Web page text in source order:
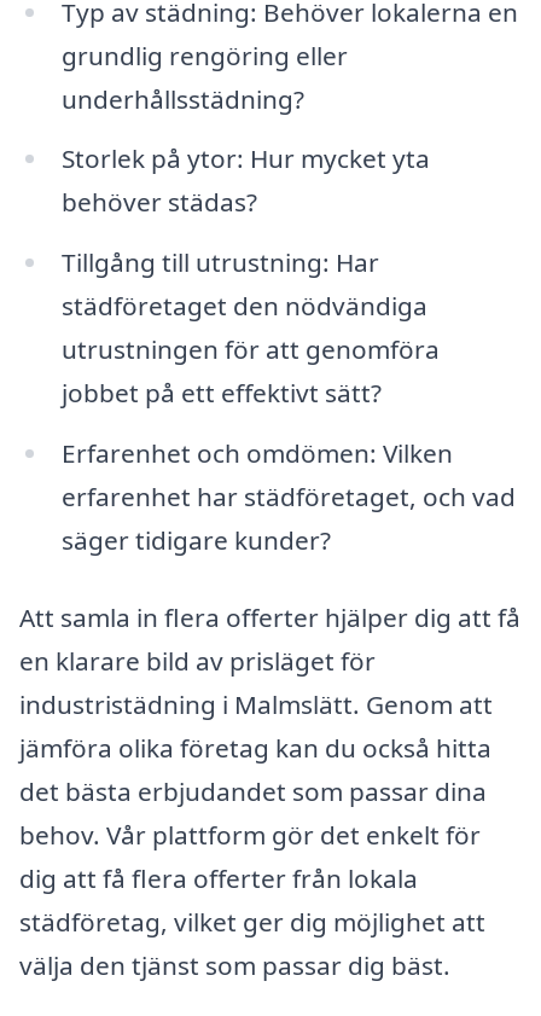
Typ av städning: Behöver lokalerna en
grundlig rengöring eller
underhållsstädning?
Storlek på ytor: Hur mycket yta
behöver städas?
Tillgång till utrustning: Har
städföretaget den nödvändiga
utrustningen för att genomföra
jobbet på ett effektivt sätt?
Erfarenhet och omdömen: Vilken
erfarenhet har städföretaget, och vad
säger tidigare kunder?
Att samla in flera offerter hjälper dig att få
en klarare bild av prisläget för
industristädning i Malmslätt. Genom att
jämföra olika företag kan du också hitta
det bästa erbjudandet som passar dina
behov. Vår plattform gör det enkelt för
dig att få flera offerter från lokala
städföretag, vilket ger dig möjlighet att
välja den tjänst som passar dig bäst.